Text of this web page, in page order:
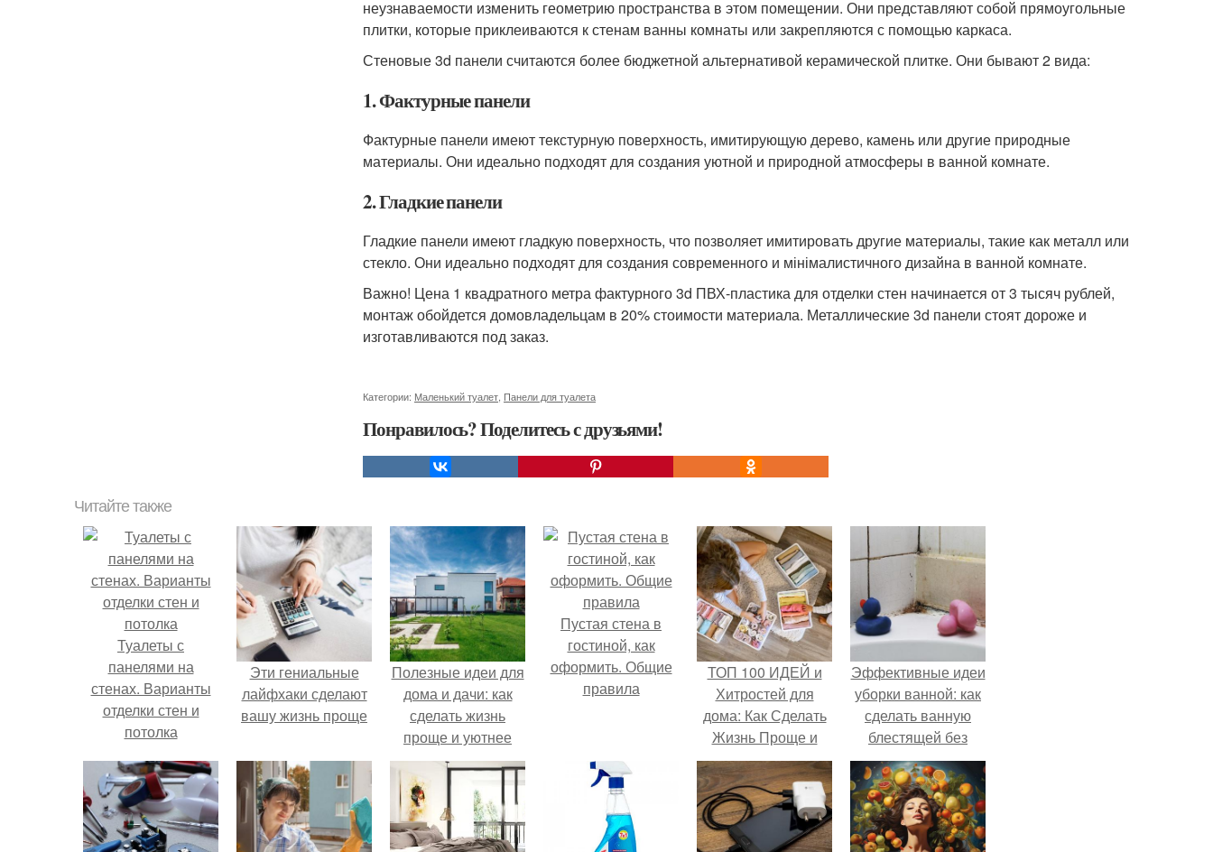
неузнаваемости изменить геометрию пространства в этом помещении. Они представляют собой прямоугольные
плитки, которые приклеиваются к стенам ванны комнаты или закрепляются с помощью каркаса.
Стеновые 3d панели считаются более бюджетной альтернативой керамической плитке. Они бывают 2 вида:
1. Фактурные панели
Фактурные панели имеют текстурную поверхность, имитирующую дерево, камень или другие природные
материалы. Они идеально подходят для создания уютной и природной атмосферы в ванной комнате.
2. Гладкие панели
Гладкие панели имеют гладкую поверхность, что позволяет имитировать другие материалы, такие как металл или
стекло. Они идеально подходят для создания современного и мінімалистичного дизайна в ванной комнате.
Важно! Цена 1 квадратного метра фактурного 3d ПВХ-пластика для отделки стен начинается от 3 тысяч рублей,
монтаж обойдется домовладельцам в 20% стоимости материала. Металлические 3d панели стоят дороже и
изготавливаются под заказ.
Категории: Маленький туалет Панели для туалета
Понравилось? Поделитесь с друзьями!
Читайте также
Туалеты с
панелями на
стенах. Варианты
отделки стен и
потолка
Эти гениальные
лайфхаки сделают
вашу жизнь проще
Полезные идеи для
дома и дачи: как
сделать жизнь
проще и уютнее
Пустая стена в
гостиной, как
оформить. Общие
правила
ТОП 100 ИДЕЙ и
Хитростей для
дома: Как Сделать
Жизнь Проще и
Удобнее
Эффективные идеи
уборки ванной: как
сделать ванную
блестящей без
хлопот